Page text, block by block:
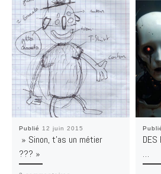
Publié 12 juin 2015
» Sinon, t’as un métier
??? »
DES
…